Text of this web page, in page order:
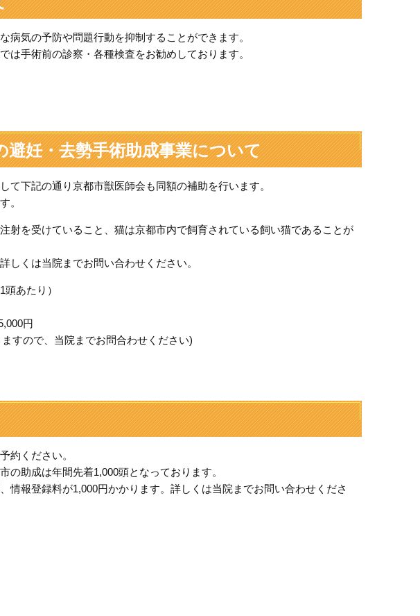
気の予防や問題行動を抑制することができます。
は手術前の診察・各種検査をお勧めしております。
妊・去勢手術助成事業について
下記の通り京都市獣医師会も同額の補助を行います。
。
射を受けていること、猫は京都市内で飼育されている飼い猫であることが
しくは当院までお問い合わせください。
あたり）
円
すので、当院までお問合わせください)
約ください。
の助成は年間先着1,000頭となっております。
情報登録料が1,000円かかります。詳しくは当院までお問い合わせくださ